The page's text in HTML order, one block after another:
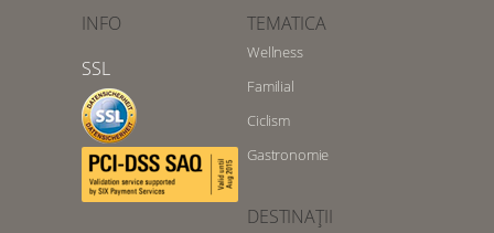
INFO
SSL
TEMATICA
Wellness
Familial
Ciclism
Gastronomie
DESTINAȚII